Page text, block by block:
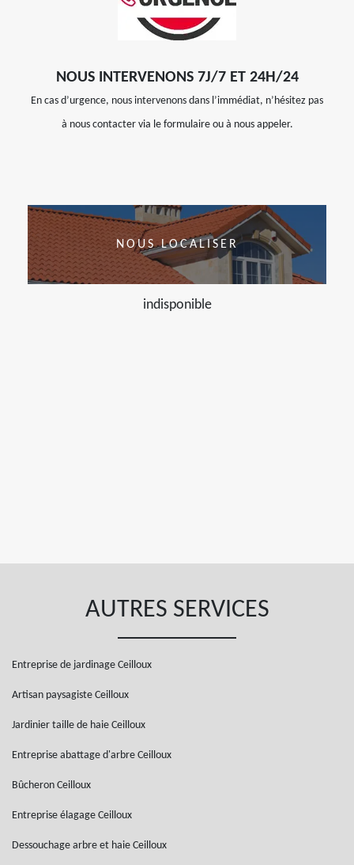
NOUS INTERVENONS 7J/7 ET 24H/24
En cas d’urgence, nous intervenons dans l’immédiat, n’hésitez pas
à nous contacter via le formulaire ou à nous appeler.
NOUS LOCALISER
indisponible
AUTRES SERVICES
Entreprise de jardinage Ceilloux
Artisan paysagiste Ceilloux
Jardinier taille de haie Ceilloux
Entreprise abattage d'arbre Ceilloux
Bûcheron Ceilloux
Entreprise élagage Ceilloux
Dessouchage arbre et haie Ceilloux